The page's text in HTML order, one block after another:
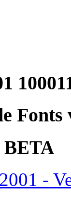
BETA
-